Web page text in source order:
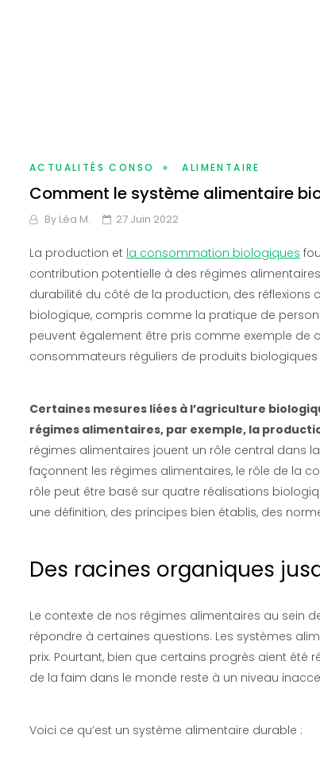
ACTUALITÉS CONSO ALIMENTAIRE
Comment le système alimentaire
By Léa M. 27 Juin 2022
La production et la consommation biologiques
contribution potentielle à des régimes
durabilité du côté de la production, des
biologique, compris comme la pratique de
peuvent également être pris comme exemple
consommateurs réguliers de produits
Certaines mesures liées à l’agriculture
régimes alimentaires, par exemple, la
régimes alimentaires jouent un rôle central dans
façonnent les régimes alimentaires, le rôle de la
rôle peut être basé sur quatre réalisations
une définition, des principes bien établis, des
Des racines organiques
Le contexte de nos régimes alimentaires au sein
répondre à certaines questions. Les systèmes
prix. Pourtant, bien que certains progrès aient
de la faim dans le monde reste à un niveau
Voici ce qu’est un système alimentaire durable :